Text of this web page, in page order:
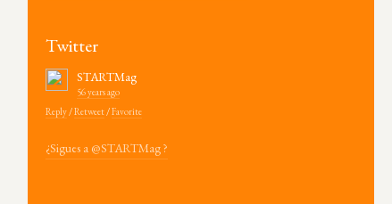
Twitter
STARTMag
56 years ago
Reply/Retweet/Favorite
¿Sigues a @STARTMag ?